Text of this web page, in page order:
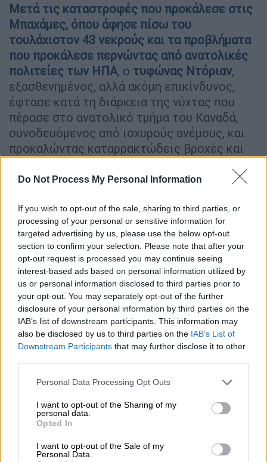
Do Not Process My Personal Information
If you wish to opt-out of the sale, sharing to third parties, or
processing of your personal or sensitive information for
targeted advertising by us, please use the below opt-out
section to confirm your selection. Please note that after your
opt-out request is processed you may continue seeing
interest-based ads based on personal information utilized by
us or personal information disclosed to third parties prior to
your opt-out. You may separately opt-out of the further
disclosure of your personal information by third parties on the
IAB’s list of downstream participants. This information may
also be disclosed by us to third parties on the IAB’s List of
Downstream Participants that may further disclose it to other
Please note that this website/app uses one or more Google
not limited to your visit or usage behaviour. You may click to
grant or deny consent to Google and its third-party tags to
use your data for below specified purposes in below Google
consent section.
Personal Data Processing Opt Outs
I want to opt-out of the Sharing of my
personal data.
Opted In
I want to opt-out of the Sale of my
Personal Data.
Μετά τις καταστροφές που προκάλεσε στις
Μπαχάμες, όπου άφησε πίσω του
τουλάχιστον 43 νεκρούς και τα προβλήματα
που προκάλεσε περνώντας από ανατολικές
πολιτείες των ΗΠΑ, ο τυφώνας Ντόριαν,
εξασθενημένος, αλλά ακόμη επικίνδυνος,
έφτασε κατά τη διάρκεια της νύχτας που
πέρασε στο ανατολικό τμήμα του Καναδά,
συνοδευόμενος από ισχυρούς ανέμους, και
προκαλώντας καταρρακτώδεις βροχές και
Στις Μπαχάμες, όπου οι Αρχές αναμένουν
ότι θα αυξηθεί ο απολογισμός των νεκρών
περισσότερο από μια εβδομάδα μετά το
πέρασμα του Ντόριαν αεροπλάνα,
ελικόπτερα και πλοία, όπως και
κρουαζιερόπλοια, μετέχουν στις
προσπάθειες απομάκρυνσης των κατοίκων
από τις πληγείσες περιοχές προς την
πρωτεύουσα Νασάου ή τις ΗΠΑ, ενώ
περίπου 70.000 άνθρωποι στη νησιωτική
χώρα χρειάζονται άμεσα βοήθεια.
Τη ίδια ώρα κατά το πέρασμά του από τις
ΗΠΑ, όπου έπληξε τρεις πολιτείες, τη
Βόρεια Καρολίνα, τη Νότια Καρολίνα και τη
Βιρτζίνια, ο κυκλώνας προκάλεσε διακοπές
στην ηλεκτροδότηση που επηρέασαν
περισσότερους από 400.000 ανθρώπους την